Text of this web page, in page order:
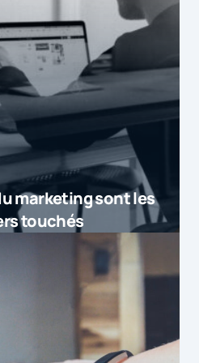
marketing sont les
touchés